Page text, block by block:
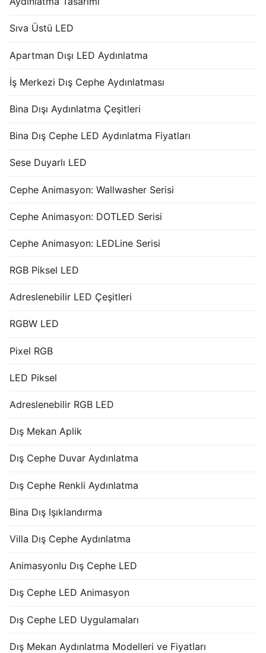
Sıva Üstü LED
Apartman Dışı LED Aydınlatma
İş Merkezi Dış Cephe Aydınlatması
Bina Dışı Aydınlatma Çeşitleri
Bina Dış Cephe LED Aydınlatma Fiyatları
Sese Duyarlı LED
Cephe Animasyon: Wallwasher Serisi
Cephe Animasyon: DOTLED Serisi
Cephe Animasyon: LEDLine Serisi
RGB Piksel LED
Adreslenebilir LED Çeşitleri
RGBW LED
Pixel RGB
LED Piksel
Adreslenebilir RGB LED
Dış Mekan Aplik
Dış Cephe Duvar Aydınlatma
Dış Cephe Renkli Aydınlatma
Bina Dış Işıklandırma
Villa Dış Cephe Aydınlatma
Animasyonlu Dış Cephe LED
Dış Cephe LED Animasyon
Dış Cephe LED Uygulamaları
Dış Mekan Aydınlatma Modelleri ve Fiyatları